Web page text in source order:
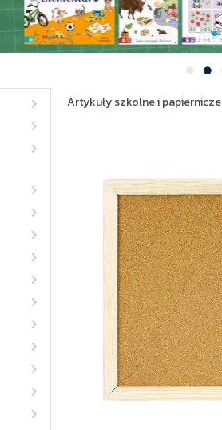
Artykuły szkolne i papiernicze